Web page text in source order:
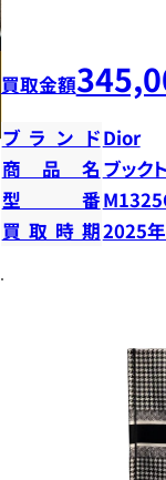
買取金額
ブランドDior
商品名 ブック
型番
買取時期2025